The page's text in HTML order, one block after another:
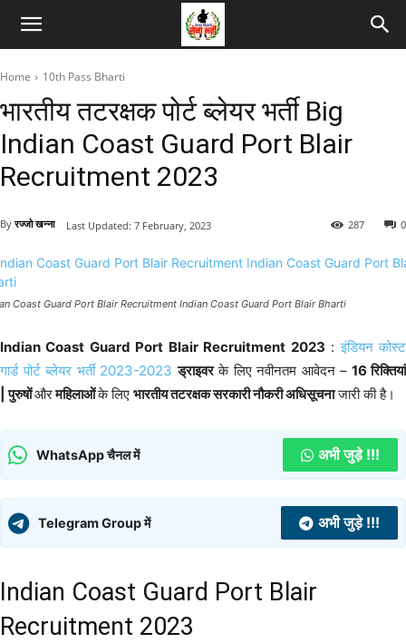
Home 10th Pass Bharti
भारतीय तटरक्षक पोर्ट ब्लेयर भर्ती Big
Indian Coast Guard Port Blair
Recruitment 2023
By रज्जो खन्ना 0
287
Last Updated: 7 February, 2023
Coast Guard Port Blair Recruitment Indian Coast Guard Port Blair Bharti
Indian Coast Guard Port Blair Recruitment 2023 :इंडियन कोस्ट
गार्ड पोर्ट ब्लेयर भर्ती 2023-2023 ड्राइवरके लिए नवीनतम आवेदन – 16 रिक्तियां
| पुरुषोंऔरमहिलाओंके लिए भारतीय तटरक्षक सरकारी नौकरी अधिसूचनाजारी की है।
WhatsApp चैनल में अभी जुड़े !!!
Telegram Group में अभी जुड़े !!!
Indian Coast Guard Port Blair
Recruitment 2023